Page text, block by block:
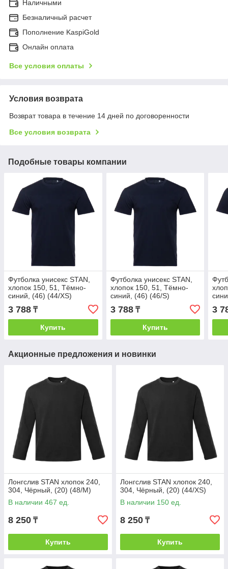
Наличными
Безналичный расчет
Пополнение KaspiGold
Онлайн оплата
Все условия оплаты
Условия возврата
Возврат товара в течение 14 дней по договоренности
Все условия возврата
Подобные товары компании
Футболка унисекс STAN,
хлопок 150, 51, Тёмно-
синий, (46) (44/XS)
3 788 ₸
Купить
Футболка унисекс STAN,
хлопок 150, 51, Тёмно-
синий, (46) (46/S)
3 788₸
Купить
3
Акционные предложения и новинки
Лонгслив STAN хлопок 240,
304, Чёрный, (20) (48/M)
В наличии 467 ед.
8 250 ₸
Купить
Лонгслив STAN хлопок 240,
304, Чёрный, (20) (44/XS)
В наличии 150 ед.
8 250 ₸
Купить